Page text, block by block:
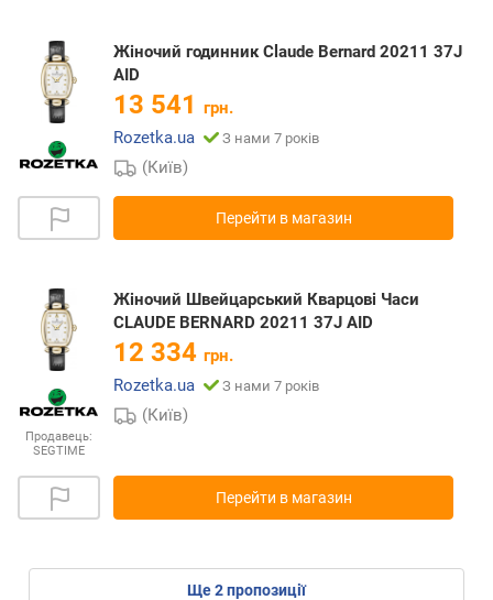
Жіночий годинник Claude Bernard 20211 37J
AID
13 541 грн.
Rozetka.ua
З нами 7 років
(Київ)
Перейти в магазин
Продавець:
SEGTIME
Жіночий Швейцарський Кварцові Часи
CLAUDE BERNARD 20211 37J AID
12 334 грн.
Rozetka.ua
З нами 7 років
(Київ)
Перейти в магазин
ще2пропозиції